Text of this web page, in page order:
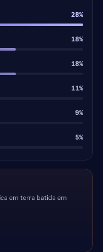
28%
18%
18%
11%
9%
5%
em terra batida em